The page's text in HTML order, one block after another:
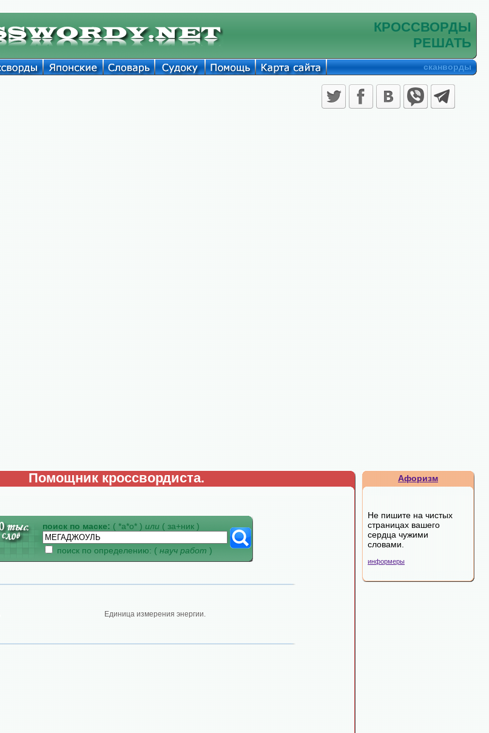
КРОССВОРДЫ
РЕШАТЬ
сканворды
Помощник кроссвордиста.
поиск по маске: ( *а*о* ) или ( за+ник )
поиск по определению: ( науч работ )
Единица измерения энергии.
Афоризм
Не пишите на чистых
страницах вашего
сердца чужими
словами.
информеры